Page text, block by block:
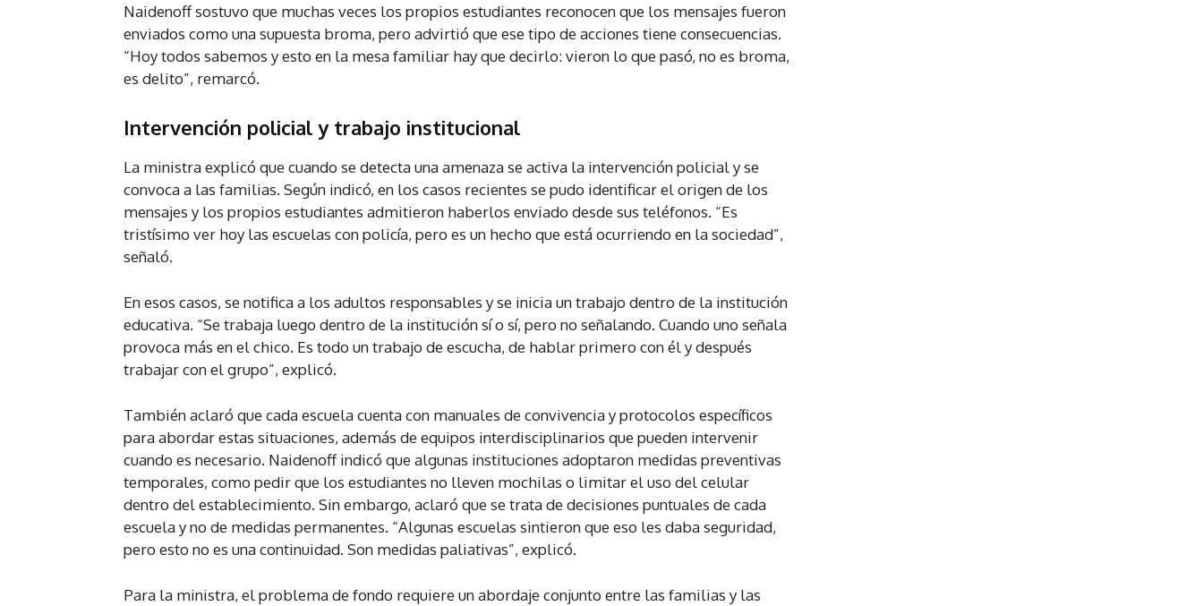
Naidenoff sostuvo que muchas veces los propios estudiantes reconocen que los mensajes fueron
enviados como una supuesta broma, pero advirtió que ese tipo de acciones tiene consecuencias.
“Hoy todos sabemos y esto en la mesa familiar hay que decirlo: vieron lo que pasó, no es broma,
es delito”, remarcó.
Intervención policial y trabajo institucional
La ministra explicó que cuando se detecta una amenaza se activa la intervención policial y se
convoca a las familias. Según indicó, en los casos recientes se pudo identificar el origen de los
mensajes y los propios estudiantes admitieron haberlos enviado desde sus teléfonos. “Es
tristísimo ver hoy las escuelas con policía, pero es un hecho que está ocurriendo en la sociedad”,
señaló.
En esos casos, se notifica a los adultos responsables y se inicia un trabajo dentro de la institución
educativa. “Se trabaja luego dentro de la institución sí o sí, pero no señalando. Cuando uno señala
provoca más en el chico. Es todo un trabajo de escucha, de hablar primero con él y después
trabajar con el grupo”, explicó.
También aclaró que cada escuela cuenta con manuales de convivencia y protocolos específicos
para abordar estas situaciones, además de equipos interdisciplinarios que pueden intervenir
cuando es necesario. Naidenoff indicó que algunas instituciones adoptaron medidas preventivas
temporales, como pedir que los estudiantes no lleven mochilas o limitar el uso del celular
dentro del establecimiento. Sin embargo, aclaró que se trata de decisiones puntuales de cada
escuela y no de medidas permanentes. “Algunas escuelas sintieron que eso les daba seguridad,
pero esto no es una continuidad. Son medidas paliativas”, explicó.
Para la ministra, el problema de fondo requiere un abordaje conjunto entre las familias y las